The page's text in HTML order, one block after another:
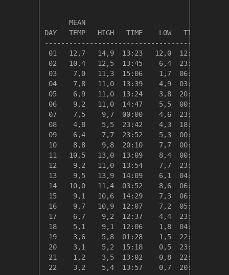
MEAN
DAY   TEMP   HIGH   TIME    LOW   TIME
01   12,7   14,9  13:23   12,0  12:05
02   10,4   12,5  13:45    6,4  23:59
03    7,0   11,3  15:06    1,7  06:37
04    7,8   11,0  13:39    4,9  03:12
05    6,9   11,0  13:24    3,8  20:23
06    9,2   11,0  14:47    5,5  00:00
07    7,5    9,7  00:00    4,6  23:59
08    4,8    5,5  23:42    4,3  18:13
09    6,4    7,7  23:52    5,3  00:15
10    8,8    9,8  20:10    7,7  00:00
11   10,5   13,0  13:09    8,4  00:00
12    9,2   11,0  13:54    7,7  23:58
13    9,5   13,9  14:09    6,1  04:29
14   10,0   11,4  03:52    8,6  06:14
15    9,1   10,6  14:29    7,3  06:22
16    9,7   10,9  12:07    7,2  05:26
17    6,7    9,2  12:37    4,4  23:59
18    5,1    9,1  12:06    1,8  04:45
19    3,6    5,8  01:28    1,5  22:31
20    3,1    5,2  15:18    0,5  23:42
21    1,2    3,5  13:02   -0,8  22:32
22    3,2    5,4  13:57    0,7  20:57